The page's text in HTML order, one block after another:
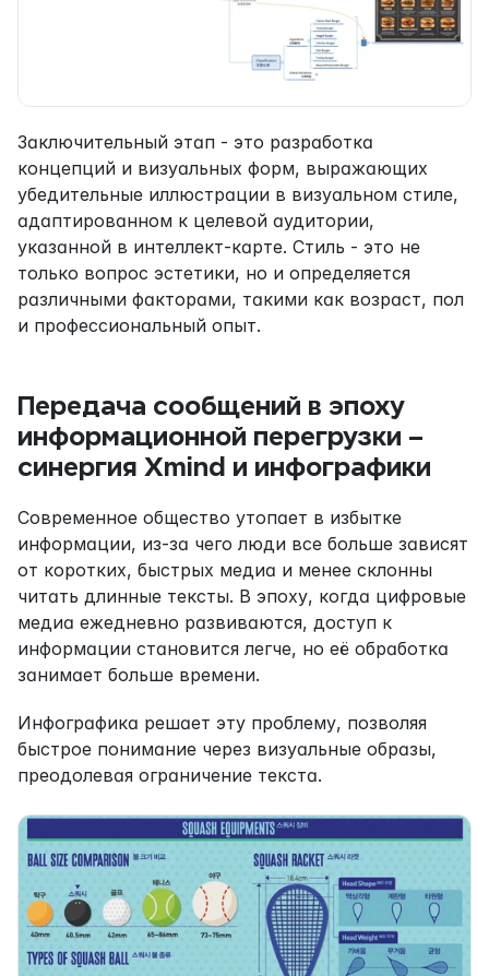
Заключительный этап - это разработка
концепций и визуальных форм, выражающих
убедительные иллюстрации в визуальном стиле,
адаптированном к целевой аудитории,
указанной в интеллект-карте. Стиль - это не
только вопрос эстетики, но и определяется
различными факторами, такими как возраст, пол
и профессиональный опыт.
Передача сообщений в эпоху
информационной перегрузки –
синергия Xmind и инфографики
Современное общество утопает в избытке
информации, из-за чего люди все больше зависят
от коротких, быстрых медиа и менее склонны
читать длинные тексты. В эпоху, когда цифровые
медиа ежедневно развиваются, доступ к
информации становится легче, но её обработка
занимает больше времени.
Инфографика решает эту проблему, позволяя
быстрое понимание через визуальные образы,
преодолевая ограничение текста.